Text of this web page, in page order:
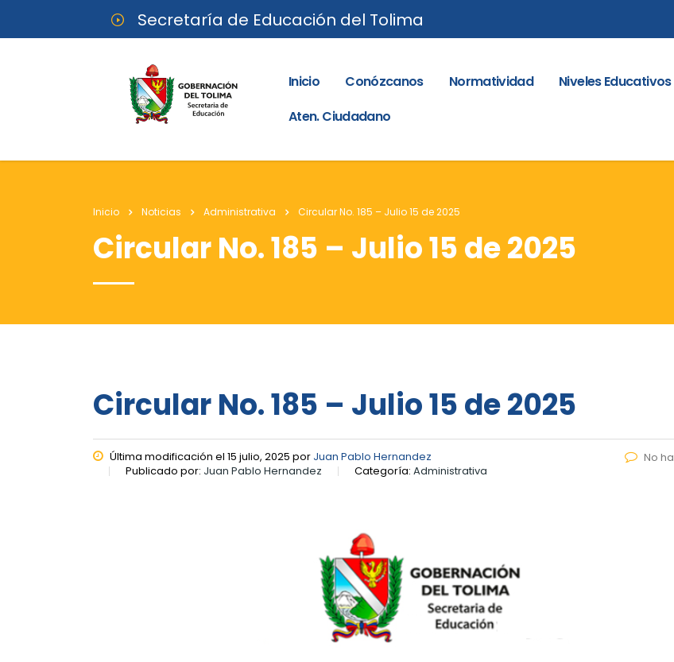
Secretaría de Educación del Tolima
Inicio Conózcanos Normatividad Niveles Educativos
Aten. Ciudadano
Inicio Noticias Administrativa Circular No. 185 – Julio 15 de 2025
Circular No. 185 – Julio 15 de 2025
Circular No. 185 – Julio 15 de 2025
Última modificación el 15 julio, 2025 por Juan Pablo Hernandez
Publicado por: Juan Pablo Hernandez Categoría: Administrativa
No